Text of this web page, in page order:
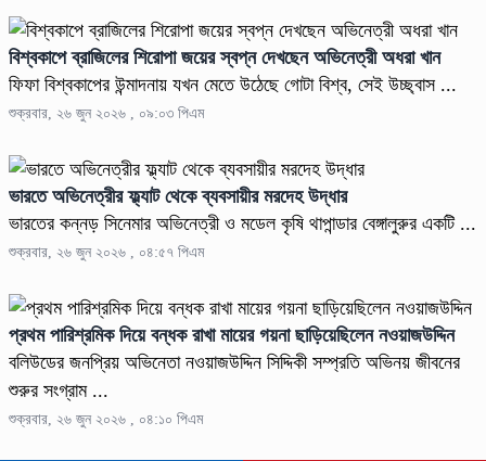
বিশ্বকাপে ব্রাজিলের শিরোপা জয়ের স্বপ্ন দেখছেন অভিনেত্রী অধরা খান
ফিফা বিশ্বকাপের উন্মাদনায় যখন মেতে উঠেছে গোটা বিশ্ব, সেই উচ্ছ্বাস ...
শুক্রবার, ২৬ জুন ২০২৬ , ০৯:০৩ পিএম
ভারতে অভিনেত্রীর ফ্ল্যাট থেকে ব্যবসায়ীর মরদেহ উদ্ধার
ভারতের কন্নড় সিনেমার অভিনেত্রী ও মডেল কৃষি থাপান্ডার বেঙ্গালুরুর একটি ...
শুক্রবার, ২৬ জুন ২০২৬ , ০৪:৫৭ পিএম
প্রথম পারিশ্রমিক দিয়ে বন্ধক রাখা মায়ের গয়না ছাড়িয়েছিলেন নওয়াজউদ্দিন
বলিউডের জনপ্রিয় অভিনেতা নওয়াজউদ্দিন সিদ্দিকী সম্প্রতি অভিনয় জীবনের
শুরুর সংগ্রাম ...
শুক্রবার, ২৬ জুন ২০২৬ , ০৪:১০ পিএম